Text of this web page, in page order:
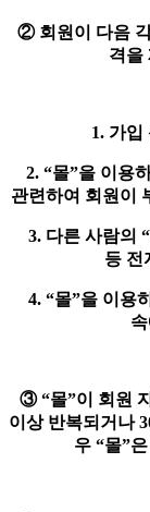
② 회원이 다음
격을
1. 가입
2. “몰”을 이용
관련하여 회원이
3. 다른 사람의
등 전
4. “몰”을 이용
③ “몰”이 회원
이상 반복되거나
우 “몰”